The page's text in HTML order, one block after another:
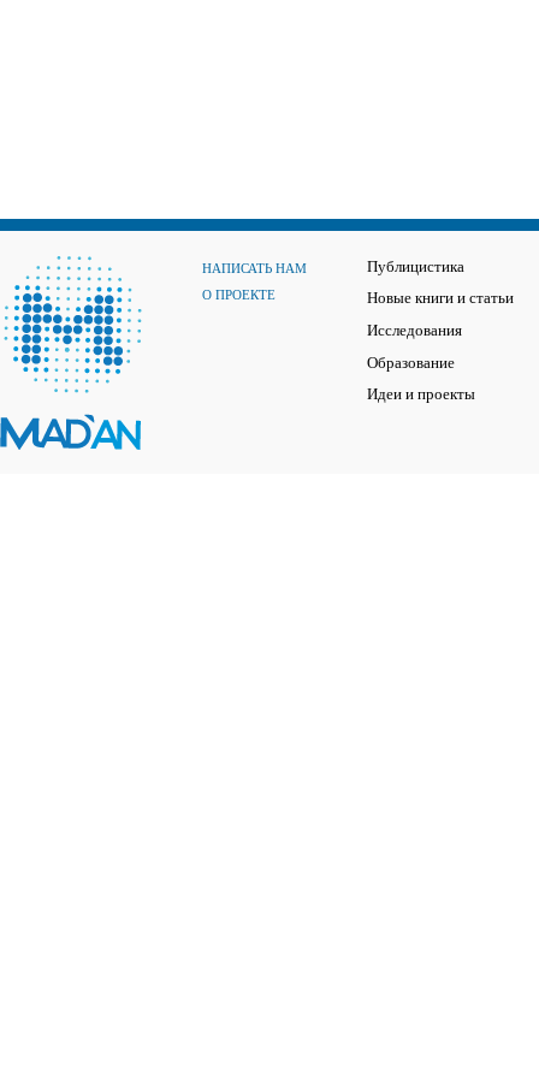
НАПИСАТЬ НАМ
О ПРОЕКТЕ
Публицистика
Новые книги и статьи
Исследования
Образование
Идеи и проекты